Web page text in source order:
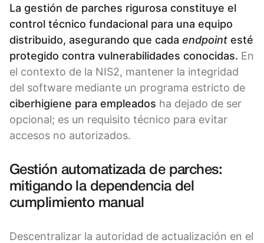
La gestión de parches rigurosa constituye el
control técnico fundacional para una equipo
distribuido, asegurando que cada endpoint esté
protegido contra vulnerabilidades conocidas. En
el contexto de la NIS2, mantener la integridad
del software mediante un programa estricto de
ciberhigiene para empleados ha dejado de ser
opcional; es un requisito técnico para evitar
accesos no autorizados.
Gestión automatizada de parches:
mitigando la dependencia del
cumplimiento manual
Descentralizar la autoridad de actualización en el